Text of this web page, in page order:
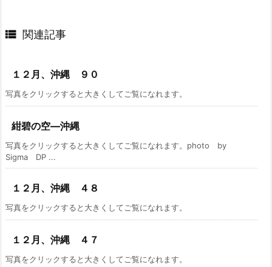
 関連記事
１２月、沖縄 ９０
写真をクリックすると大きくしてご覧になれます。
紺碧の空―沖縄
写真をクリックすると大きくしてご覧になれます。photo by
Sigma DP ...
１２月、沖縄 ４８
写真をクリックすると大きくしてご覧になれます。
１２月、沖縄 ４７
写真をクリックすると大きくしてご覧になれます。